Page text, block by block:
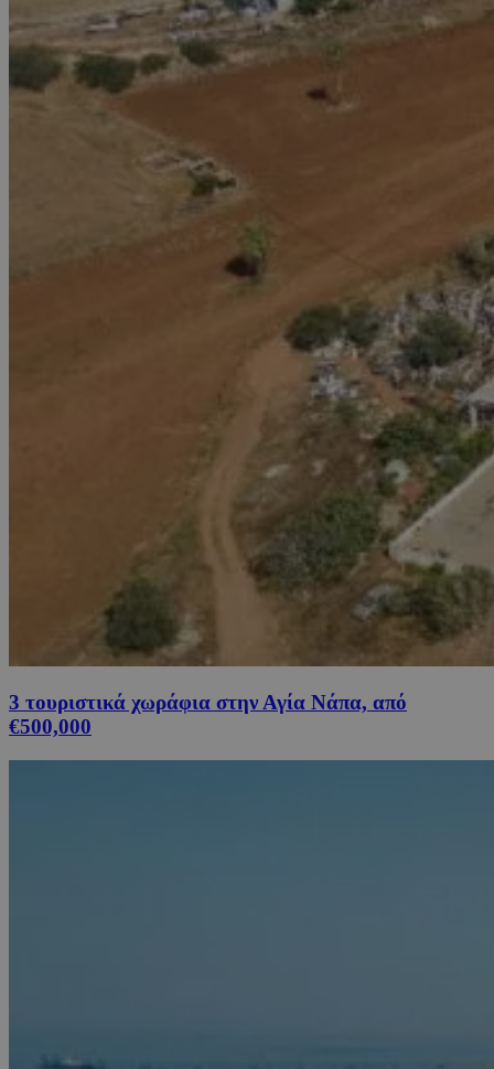
3 τουριστικά χωράφια στην Αγία Νάπα, από
€500,000